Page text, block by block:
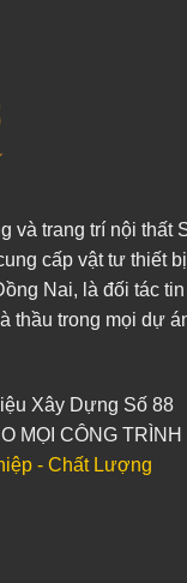
và trang trí nội thất
cấp vật tư thiết bị
Nai, là đối tác tin
thầu trong mọi dự
Xây Dựng Số 88
MỌI CÔNG TRÌNH
- Chất Lượng